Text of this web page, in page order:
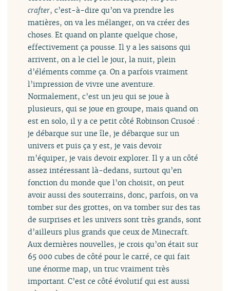
crafter, c’est-à-dire qu’on va prendre les
matières, on va les mélanger, on va créer des
choses. Et quand on plante quelque chose,
effectivement ça pousse. Il y a les saisons qui
arrivent, on a le ciel le jour, la nuit, plein
d’éléments comme ça. On a parfois vraiment
l’impression de vivre une aventure.
Normalement, c’est un jeu qui se joue à
plusieurs, qui se joue en groupe, mais quand on
est en solo, il y a ce petit côté Robinson Crusoé :
je débarque sur une île, je débarque sur un
univers et puis ça y est, je vais devoir
m’équiper, je vais devoir explorer. Il y a un côté
assez intéressant là-dedans, surtout qu’en
fonction du monde que l’on choisit, on peut
avoir aussi des souterrains, donc, parfois, on va
tomber sur des grottes, on va tomber sur des tas
de surprises et les univers sont très grands, sont
d’ailleurs plus grands que ceux de Minecraft.
Aux dernières nouvelles, je crois qu’on était sur
65 000 cubes de côté pour le carré, ce qui fait
une énorme map, un truc vraiment très
important. C’est ce côté évolutif qui est aussi